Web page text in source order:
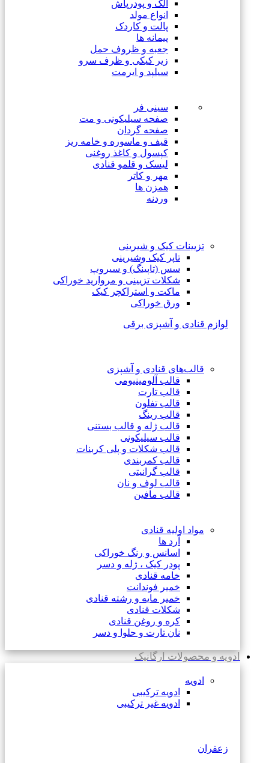
الک و پودرپاش
انواع مولد
پالت و کاردک
پیمانه ها
جعبه و ظروف حمل
زیر کیکی و ظرف سرو
سیلپد و ایرمت
سینی فر
صفحه سیلیکونی و مت
صفحه گردان
قیف و ماسوره و خامه ریز
کپسول و کاغذ روغنی
لیسک و قلمو قنادی
مهر و کاتر
همزن ها
وردنه
تزیینات کیک و شیرینی
تاپر کیک وشیرینی
سس (تاپینگ) و سیروپ
شکلات تزیینی و مروارید خوراکی
ماکت و استراکچر کیک
ورق خوراکی
لوازم قنادی و آشپزی برقی
قالب‌های قنادی و آشپزی
قالب آلومینیومی
قالب تارت
قالب تفلون
قالب رینگ
قالب ژله و قالب بستنی
قالب سیلیکونی
قالب شکلات و پلی کربنات
قالب کمربندی
قالب گرانیتی
قالب لوف و نان
قالب مافین
مواد اولیه قنادی
آرد ها
اسانس و رنگ خوراکی
پودر کیک ، ژله و دسر
خامه قنادی
خمیر فوندانت
خمیر مایه و رشته قنادی
شکلات قنادی
کره و روغن قنادی
نان تارت و حلوا و دسر
ادویه و محصولات ارگانیک
ادویه
ادویه ترکیبی
ادویه غیر ترکیبی
زعفران